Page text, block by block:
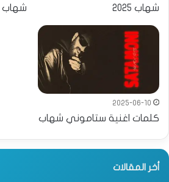
شهاب 2025
شهاب
2025-06-10
كلمات اغنية ستاموني شهاب
أخر المقالات